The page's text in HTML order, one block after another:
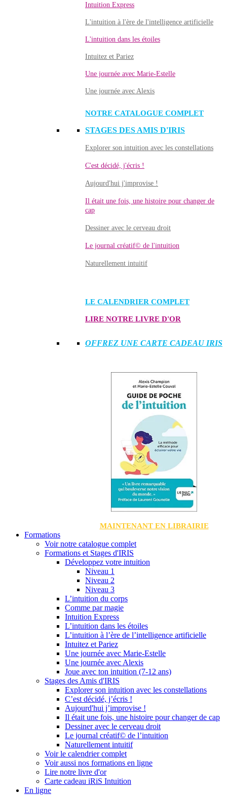
Intuition Express
L'intuition à l'ère de l'intelligence artificielle
L'intuition dans les étoiles
Intuitez et Pariez
Une journée avec Marie-Estelle
Une journée avec Alexis
NOTRE CATALOGUE COMPLET
STAGES DES AMIS D'IRIS
Explorer son intuition avec les constellations
C'est décidé, j'écris !
Aujourd'hui j'improvise !
Il était une fois, une histoire pour changer de
cap
Dessiner avec le cerveau droit
Le journal créatif© de l'intuition
Naturellement intuitif
LE CALENDRIER COMPLET
LIRE NOTRE LIVRE D'OR
OFFREZ UNE CARTE CADEAU IRIS
MAINTENANT EN LIBRAIRIE
Formations
Voir notre catalogue complet
Formations et Stages d'IRIS
Développez votre intuition
Niveau 1
Niveau 2
Niveau 3
L’intuition du corps
Comme par magie
Intuition Express
L’intuition dans les étoiles
L’intuition à l’ère de l’intelligence artificielle
Intuitez et Pariez
Une journée avec Marie-Estelle
Une journée avec Alexis
Joue avec ton intuition (7-12 ans)
Stages des Amis d'IRIS
Explorer son intuition avec les constellations
C’est décidé, j’écris !
Aujourd'hui j’improvise !
Il était une fois, une histoire pour changer de cap
Dessiner avec le cerveau droit
Le journal créatif© de l’intuition
Naturellement intuitif
Voir le calendrier complet
Voir aussi nos formations en ligne
Lire notre livre d'or
Carte cadeau iRiS Intuition
En ligne